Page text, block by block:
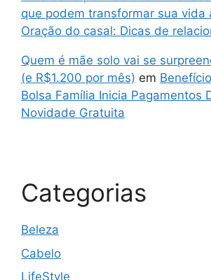
que podem transformar sua vida
Oração do casal: Dicas de
Quem é mãe solo vai se
(e R$1.200 por mês) em
Bolsa Família Inicia Pagamentos
Novidade Gratuita
Categorias
Beleza
Cabelo
LifeStyle